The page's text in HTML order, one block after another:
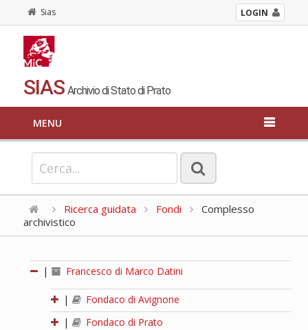
Sias LOGIN
SIAS Archivio di Stato di Prato
MENU
Ricerca guidata Fondi
Complesso
archivistico
| Francesco di Marco Datini
|
Fondaco di Avignone
|
Fondaco di Prato